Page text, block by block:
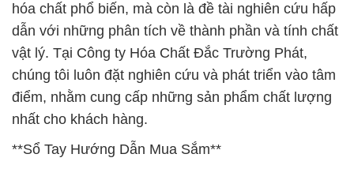
hóa chất phổ biến, mà còn là đề tài nghiên cứu hấp
dẫn với những phân tích về thành phần và tính chất
vật lý. Tại Công ty Hóa Chất Đắc Trường Phát,
chúng tôi luôn đặt nghiên cứu và phát triển vào tâm
điểm, nhằm cung cấp những sản phẩm chất lượng
nhất cho khách hàng.
**Sổ Tay Hướng Dẫn Mua Sắm**